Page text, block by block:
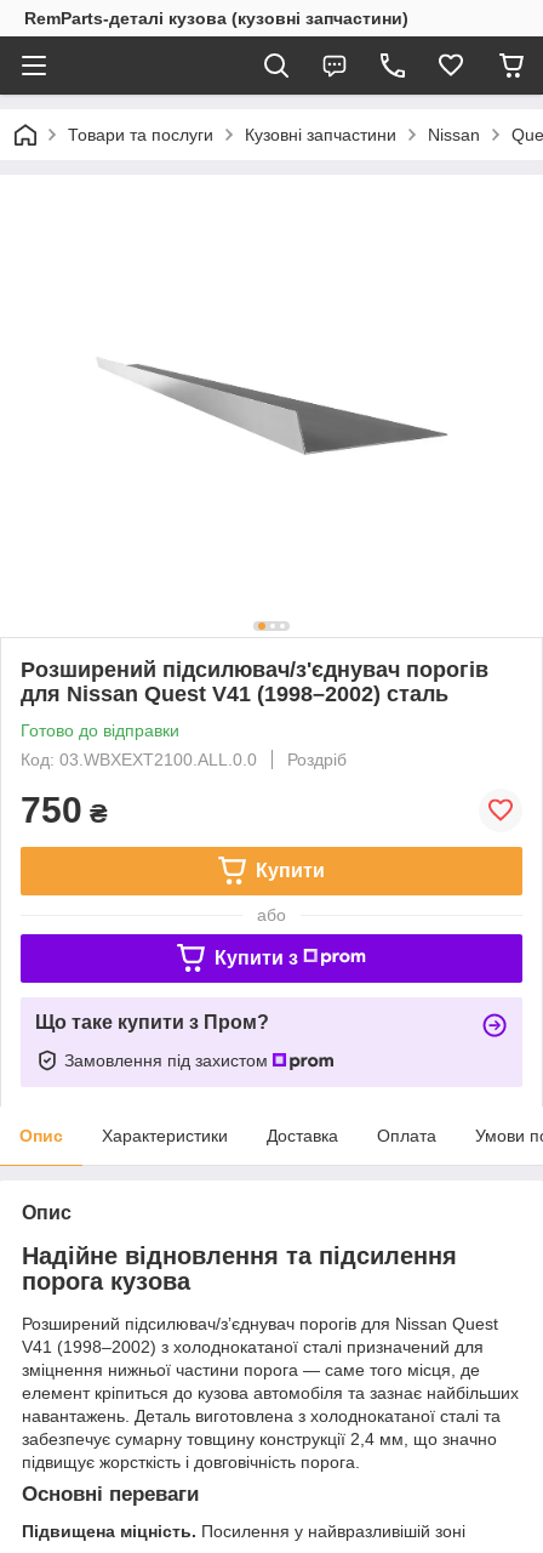
RemParts-деталі кузова (кузовні запчастини)
Товари та послуги Кузовні запчастини Nissan
Розширений підсилювач/з'єднувач порогів
для Nissan Quest V41 (1998–2002) сталь
Готово до відправки
Код: 03.WBXEXT2100.ALL.0.0
Роздріб
750 ₴
Купити
або
Купити з
Що таке купити з Пром?
Замовлення під захистом
Опис Характеристики Доставка Оплата Умови
Опис
Надійне відновлення та підсилення
порога кузова
Розширений підсилювач/зʼєднувач порогів для Nissan Quest
V41 (1998–2002) з холоднокатаної сталі призначений для
зміцнення нижньої частини порога — саме того місця, де
елемент кріпиться до кузова автомобіля та зазнає найбільших
навантажень. Деталь виготовлена з холоднокатаної сталі та
забезпечує сумарну товщину конструкції 2,4 мм, що значно
підвищує жорсткість і довговічність порога.
Основні переваги
Підвищена міцність. Посилення у найвразливішій зоні